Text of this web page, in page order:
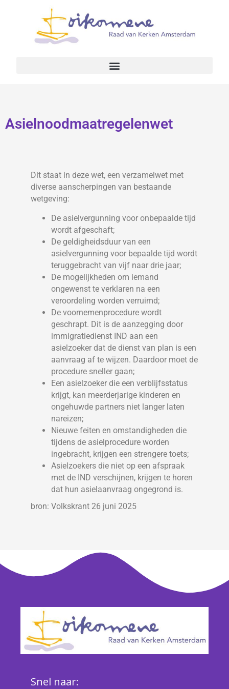
Asielnoodmaatregelenwet
Dit staat in deze wet, een verzamelwet met
diverse aanscherpingen van bestaande
wetgeving:
De asielvergunning voor onbepaalde tijd
wordt afgeschaft;
De geldigheidsduur van een
asielvergunning voor bepaalde tijd wordt
teruggebracht van vijf naar drie jaar;
De mogelijkheden om iemand
ongewenst te verklaren na een
veroordeling worden verruimd;
De voornemenprocedure wordt
geschrapt. Dit is de aanzegging door
immigratiedienst IND aan een
asielzoeker dat de dienst van plan is een
aanvraag af te wijzen. Daardoor moet de
procedure sneller gaan;
Een asielzoeker die een verblijfsstatus
krijgt, kan meerderjarige kinderen en
ongehuwde partners niet langer laten
nareizen;
Nieuwe feiten en omstandigheden die
tijdens de asielprocedure worden
ingebracht, krijgen een strengere toets;
Asielzoekers die niet op een afspraak
met de IND verschijnen, krijgen te horen
dat hun asielaanvraag ongegrond is.
bron: Volkskrant 26 juni 2025
Snel naar: